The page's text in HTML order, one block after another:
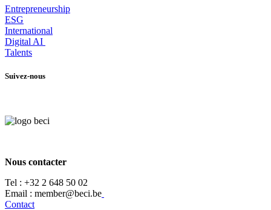
Entrepreneurship
ESG
International
Digital AI
Talents
Suivez-nous
Nous contacter
Tel : +32 2 648 50 02​
​​Email : member@beci.be
Contact